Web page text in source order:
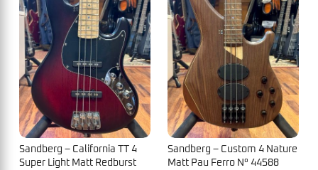
Sandberg – California TT 4
Super Light Matt Redburst
Sandberg – Custom 4 Nature
Matt Pau Ferro N° 44588